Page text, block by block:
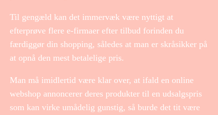
Til gengæld kan det immervæk være nyttigt at
efterprøve flere e-firmaer efter tilbud forinden du
færdiggør din shopping, således at man er skråsikker på
at opnå den mest betalelige pris.
Man må imidlertid være klar over, at ifald en online
webshop annoncerer deres produkter til en udsalgspris
som kan virke umådelig gunstig, så burde det tit være